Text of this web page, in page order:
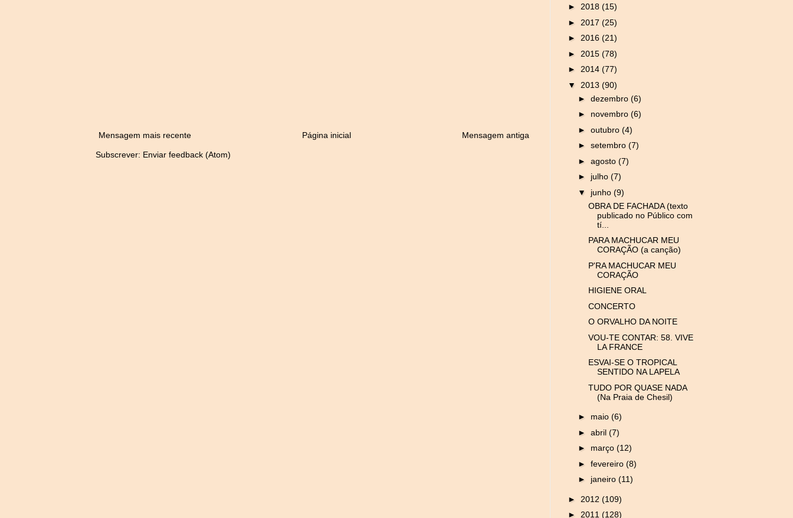
Mensagem mais recente Mensagem antiga
Página inicial
Subscrever: Enviar feedback (Atom)
► 2018 (15)
► 2017 (25)
► 2016 (21)
► 2015 (78)
► 2014 (77)
▼ 2013 (90)
► dezembro (6)
► novembro (6)
► outubro (4)
► setembro (7)
► agosto (7)
► julho (7)
▼ junho (9)
OBRA DE FACHADA (texto
publicado no Público com
tí...
PARA MACHUCAR MEU
CORAÇÃO (a canção)
P'RA MACHUCAR MEU
CORAÇÃO
HIGIENE ORAL
CONCERTO
O ORVALHO DA NOITE
VOU-TE CONTAR: 58. VIVE
LA FRANCE
ESVAI-SE O TROPICAL
SENTIDO NA LAPELA
TUDO POR QUASE NADA
(Na Praia de Chesil)
► maio (6)
► abril (7)
► março (12)
► fevereiro (8)
► janeiro (11)
► 2012 (109)
► 2011 (128)